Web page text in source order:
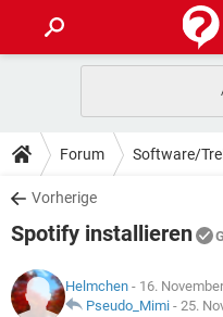
ANDROID
WINDOWS 10
WHATSAPP
FACEBOOK
TIPPS & TRICKS
SPIELE
WHATSAPP
DOWNLOADS
SPIELE
ANDROID
WINDOWS 10
FORUM
SPIELE
LEXIKON
Forum Software/
Vorherige
Spotify installieren
Helmchen - 16.
Pseudo_Mimi - 25.